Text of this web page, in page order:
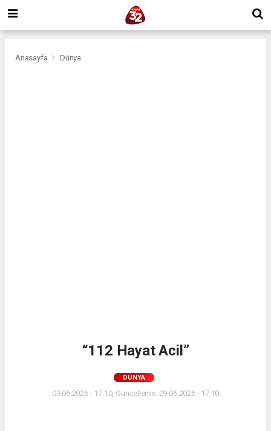
Anasayfa Dünya
“112 Hayat Acil”
DÜNYA
09.06.2026 - 17:10, Güncelleme: 09.06.2026 - 17:10